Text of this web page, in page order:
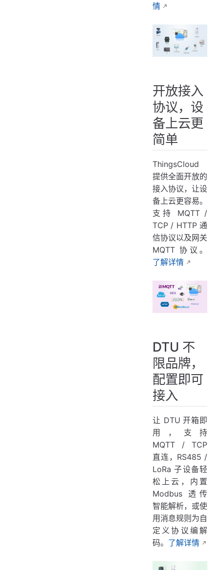
情
开放接入
协议，设
备上云更
简单
ThingsCloud
提供全面开放的
接入协议，让设
备上云更容易。
支持 MQTT /
TCP / HTTP 通
信协议以及网关
MQTT 协议。
了解详情
DTU 不
限品牌，
配置即可
接入
让 DTU 开箱即
用，支持
MQTT / TCP
直连，RS485 /
LoRa 子设备轻
松上云，内置
Modbus 透传
智能解析，或使
用消息规则为自
定义协议编解
码。 了解详情